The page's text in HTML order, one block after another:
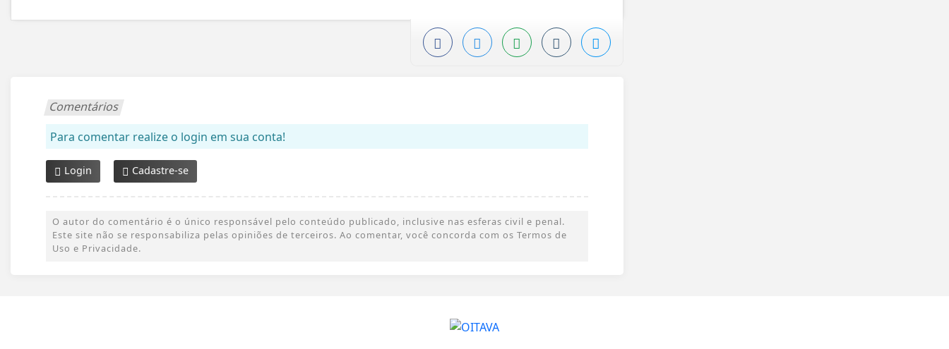
Comentários
Para comentar realize o login em sua conta!
Login Cadastre-se
O autor do comentário é o único responsável pelo conteúdo publicado, inclusive nas esferas civil e penal.
Este site não se responsabiliza pelas opiniões de terceiros. Ao comentar, você concorda com os Termos de
Uso e Privacidade.